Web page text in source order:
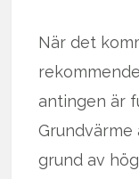
När det
antingen är
grund av